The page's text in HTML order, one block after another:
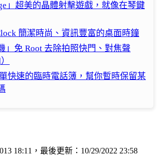
」超美的晶體射擊遊戲，就像在琴鍵
簡潔時尚、資訊豐富的桌面時鐘
」免 Root 去除拍照快門、對焦聲
快速的臨時電話簿，幫你暫時保留某
18:11，最後更新：10/29/2022 23:58